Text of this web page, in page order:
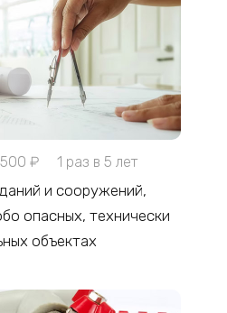
₽ 1 раз в 5 лет
и сооружений,
опасных, технически
объектах